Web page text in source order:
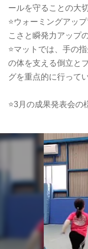
ールを守ることの大
⭐️ウォーミングアッ
こさと瞬発力アップ
⭐️マットでは、手の
の体を支える倒立と
グを重点的に行って
⭐️3月の成果発表会の